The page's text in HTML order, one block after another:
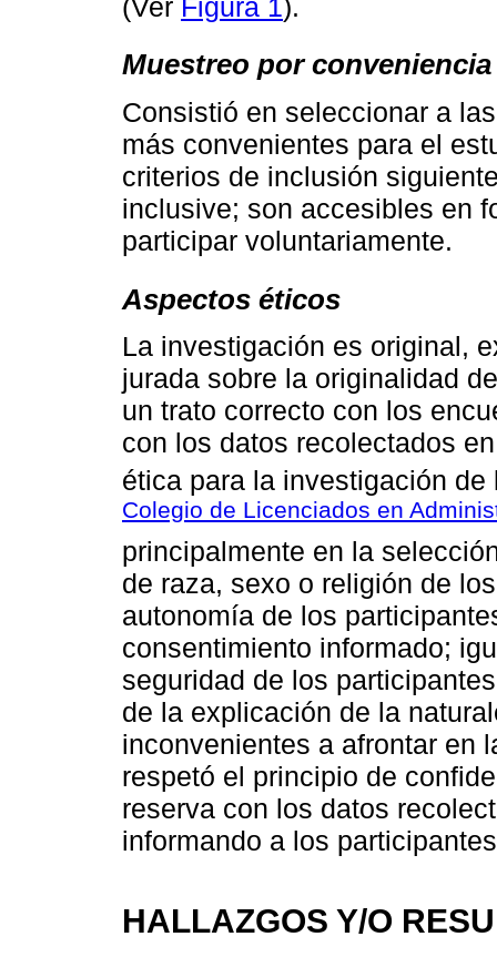
(Ver Figura 1).
Muestreo por conveniencia
Consistió en seleccionar a
más convenientes para el
criterios de inclusión
inclusive; son accesibles en
participar voluntariamente.
Aspectos éticos
La investigación es original,
jurada sobre la originalidad
un trato correcto con los
con los datos recolectados
ética para la investigación
Colegio de Licenciados en
principalmente en la
de raza, sexo o religión de
autonomía de los
consentimiento informado;
seguridad de los
de la explicación de la
inconvenientes a afrontar en
respetó el principio de
reserva con los datos
informando a los
HALLAZGOS Y/O